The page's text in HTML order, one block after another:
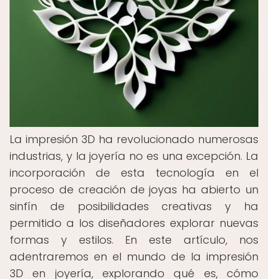
La impresión 3D ha revolucionado numerosas
industrias, y la joyería no es una excepción. La
incorporación de esta tecnología en el
proceso de creación de joyas ha abierto un
sinfín de posibilidades creativas y ha
permitido a los diseñadores explorar nuevas
formas y estilos. En este artículo, nos
adentraremos en el mundo de la impresión
3D en joyería, explorando qué es, cómo